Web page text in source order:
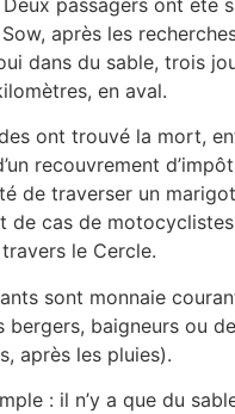
passagers ont été
après les
dans du sable, trois
en aval.
ont trouvé la mort,
recouvrement
de traverser un
de cas de
le Cercle.
sont monnaie
bergers, baigneurs ou
après les pluies).
: il n’y a que du